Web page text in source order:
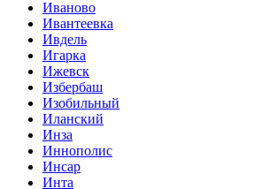
Иваново
Ивантеевка
Ивдель
Игарка
Ижевск
Избербаш
Изобильный
Иланский
Инза
Иннополис
Инсар
Инта